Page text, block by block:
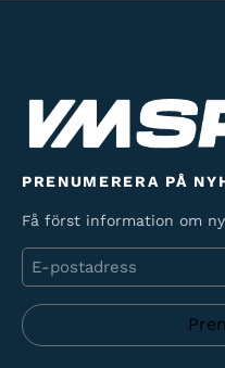
PRENUMERERA PÅ
Få först information om
E-
post